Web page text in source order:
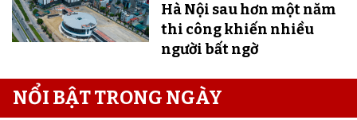
Hà Nội sau hơn một năm
thi công khiến nhiều
người bất ngờ
NỔI BẬT TRONG NGÀY